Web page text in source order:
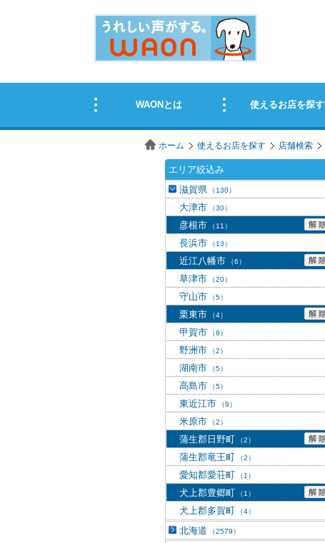
ホーム 使えるお店を探す 店舗検索
エリア絞込み
滋賀県
（130）
大津市 （30）
彦根市 （11）
長浜市 （13）
近江八幡市 （6）
草津市 （20）
守山市 （5）
栗東市 （4）
甲賀市 （8）
野洲市 （2）
湖南市 （5）
高島市 （5）
東近江市 （9）
米原市 （2）
蒲生郡日野町 （2）
蒲生郡竜王町 （2）
愛知郡愛荘町 （1）
犬上郡豊郷町 （1）
犬上郡多賀町 （4）
北海道 （2579）